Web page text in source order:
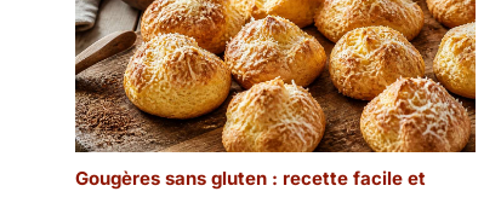
Gougères sans gluten : recette facile et